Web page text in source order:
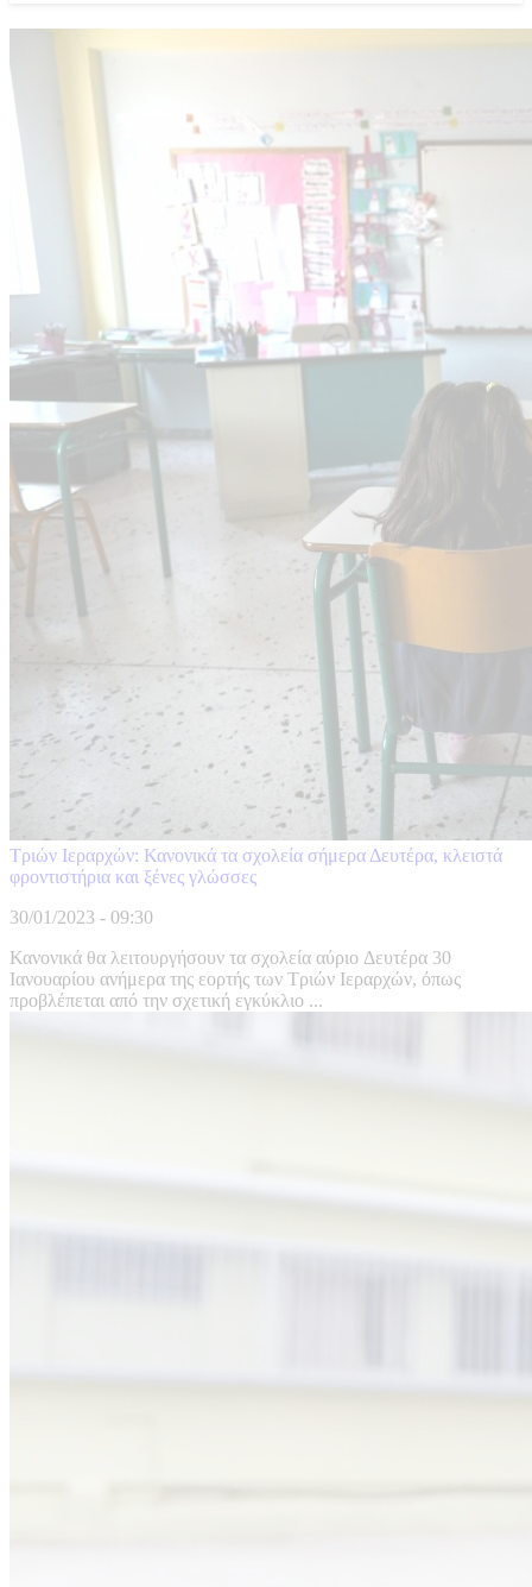
Τριών Ιεραρχών: Κανονικά τα σχολεία σήμερα Δευτέρα, κλειστά
φροντιστήρια και ξένες γλώσσες
30/01/2023 - 09:30
Κανονικά θα λειτουργήσουν τα σχολεία αύριο Δευτέρα 30
Ιανουαρίου ανήμερα της εορτής των Τριών Ιεραρχών, όπως
προβλέπεται από την σχετική εγκύκλιο ...